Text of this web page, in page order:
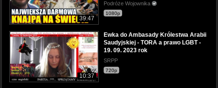
39:47
Podróże Wojownika
1080p
10:37
Ewka do Ambasady Królestwa Arabii
Saudyjskiej - TORA a prawo LGBT -
19. 09. 2023 rok
SRPP
720p